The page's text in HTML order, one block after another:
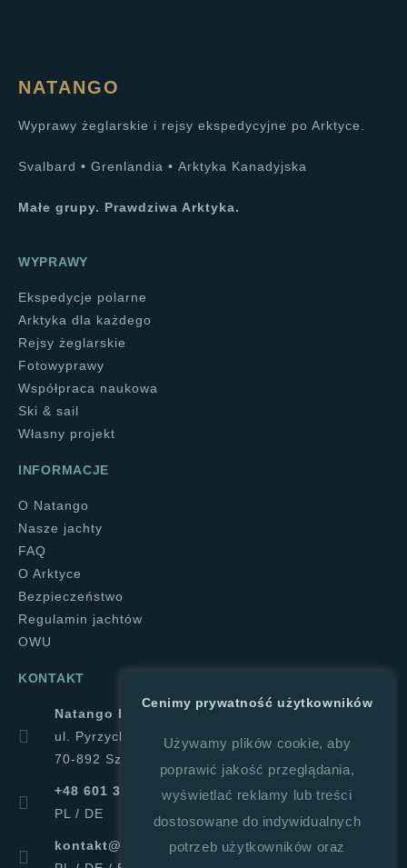
NATANGO
Wyprawy żeglarskie i rejsy ekspedycyjne po Arktyce.
Svalbard • Grenlandia • Arktyka Kanadyjska
Małe grupy. Prawdziwa Arktyka.
WYPRAWY
Ekspedycje polarne
Arktyka dla każdego
Rejsy żeglarskie
Fotowyprawy
Współpraca naukowa
Ski & sail
Własny projekt
INFORMACJE
O Natango
Nasze jachty
FAQ
O Arktyce
Bezpieczeństwo
Regulamin jachtów
OWU
KONTAKT
Natango Halina Górajek
ul. Pyrzycka 1a
70-892 Szczecin
+48 601 347 019
PL / DE
kontakt@natango.pl
Cenimy prywatność użytkowników
Używamy plików cookie, aby
poprawić jakość przeglądania,
wyświetlać reklamy lub treści
dostosowane do indywidualnych
potrzeb użytkowników oraz